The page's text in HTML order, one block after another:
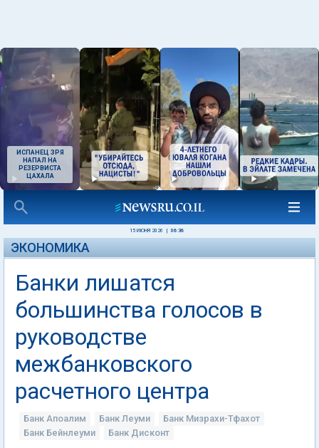
ИСПАНЕЦ ЗРЯ
НАПАЛ НА
РЕЗЕРВИСТА
ЦАХАЛА
15 ИЮНЯ 2026 06:36
ЭКОНОМИКА
Банки лишатся
большинства голосов в
руководстве
межбанковского
расчетного центра
Банк Апоалим Банк Леуми
Банк Мизрахи-Тфахот
Банк Бейнлеуми
Банк Дисконт